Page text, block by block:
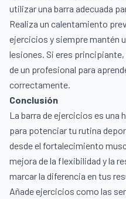
utilizar una barra adecuada
Realiza un calentamiento
ejercicios y siempre mantén
lesiones. Si eres principiante,
de un profesional para
correctamente.
Conclusión
La barra de ejercicios es una
para potenciar tu rutina
desde el fortalecimiento
mejora de la flexibilidad y la
marcar la diferencia en tus
Añade ejercicios como las